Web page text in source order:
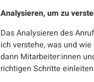
Analysieren, um zu
Das Analysieren des
ich verstehe, was und
dann Mitarbeiter:innen
richtigen Schritte